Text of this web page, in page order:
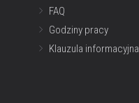
FAQ
Godziny pracy
Klauzula informacyjna